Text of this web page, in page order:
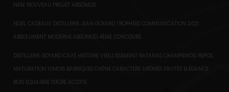
NEW NOUVEAU PROJET ABSOMOD
NOËL CADEAUX DISTILLERIE JEAN GOYARD TROPHÉES COMMUNICATION 2021
ABSOLUMENT MODERNE ABSOMOD 4ÈME CONCOURS
DISTILLERIE GOYARD CAVE HISTOIRE VIEILLISSEMENT RATAFIAS CHAMPENOIS REPOS
MATURATION 10MOIS BARRIQUES CHÊNE CARACTÈRE ARÔMES FRUITÉS ELÉGANCE
BOIS EQUILIBRE SUCRE ACIDITÉ